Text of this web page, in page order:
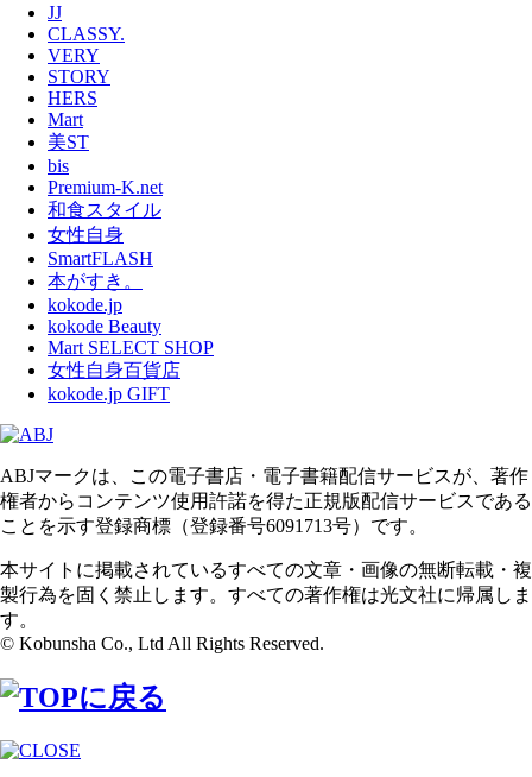
JJ
CLASSY.
VERY
STORY
HERS
Mart
美ST
bis
Premium-K.net
和食スタイル
女性自身
SmartFLASH
本がすき。
kokode.jp
kokode Beauty
Mart SELECT SHOP
女性自身百貨店
kokode.jp GIFT
ABJマークは、この電子書店・電子書籍配信サービスが、著作
権者からコンテンツ使用許諾を得た正規版配信サービスである
ことを示す登録商標（登録番号6091713号）です。
本サイトに掲載されているすべての文章・画像の無断転載・複
製行為を固く禁止します。すべての著作権は光文社に帰属しま
す。
© Kobunsha Co., Ltd All Rights Reserved.